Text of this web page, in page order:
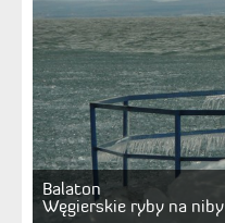
Balaton
Węgierskie ryby na niby